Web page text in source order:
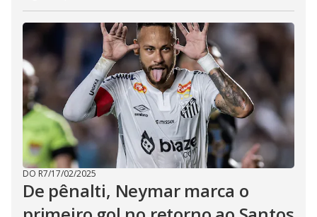
DO R7/17/02/2025
De pênalti, Neymar marca o